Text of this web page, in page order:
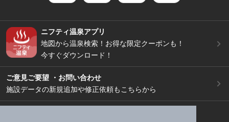
ニフティ温泉アプリ
地図から温泉検索！お得な限定クーポンも！
今すぐダウンロード！
ご意見ご要望 ・お問い合わせ
施設データの新規追加や修正依頼もこちらから